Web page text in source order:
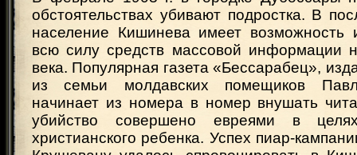
обстоятельствах убивают подростка. В
население Кишинева имеет возможность
всю силу средств массовой информации
века. Популярная газета «Бессарабец»,
из семьи молдавских помещиков
начинает из номера в номер внушать
убийство совершено евреями в
христианского ребенка. Успех пиар-